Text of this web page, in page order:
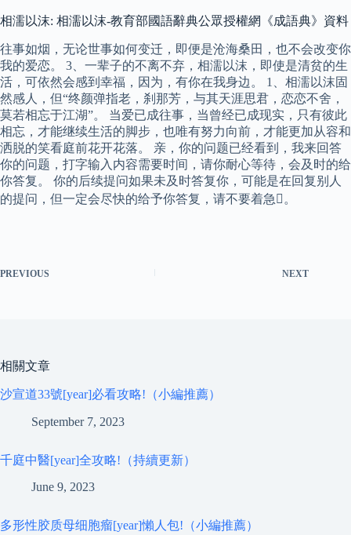
相濡以沫: 相濡以沫-教育部國語辭典公眾授權網《成語典》資料
往事如烟，无论世事如何变迁，即便是沧海桑田，也不会改变你
我的爱恋。 3、一辈子的不离不弃，相濡以沫，即使是清贫的生
活，可依然会感到幸福，因为，有你在我身边。 1、相濡以沫固
然感人，但“终颜弹指老，刹那芳，与其天涯思君，恋恋不舍，
莫若相忘于江湖”。 当爱已成往事，当曾经已成现实，只有彼此
相忘，才能继续生活的脚步，也唯有努力向前，才能更加从容和
洒脱的笑看庭前花开花落。 亲，你的问题已经看到，我来回答
你的问题，打字输入内容需要时间，请你耐心等待，会及时的给
你答复。 你的后续提问如果未及时答复你，可能是在回复别人
的提问，但一定会尽快的给予你答复，请不要着急。
PREVIOUS NEXT
相關文章
沙宣道33號[year]必看攻略!（小編推薦）
September 7, 2023
千庭中醫[year]全攻略!（持續更新）
June 9, 2023
多形性胶质母细胞瘤[year]懶人包!（小編推薦）